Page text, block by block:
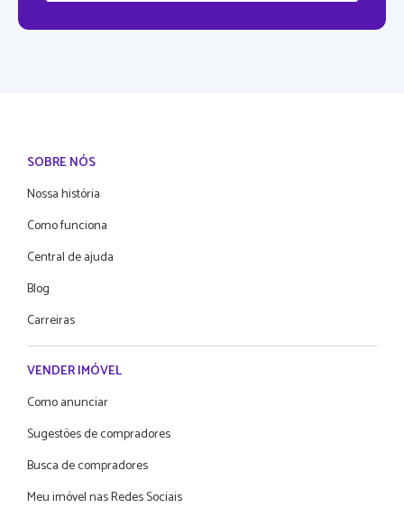
SOBRE NÓS
Nossa história
Como funciona
Central de ajuda
Blog
Carreiras
VENDER IMÓVEL
Como anunciar
Sugestões de compradores
Busca de compradores
Meu imóvel nas Redes Sociais